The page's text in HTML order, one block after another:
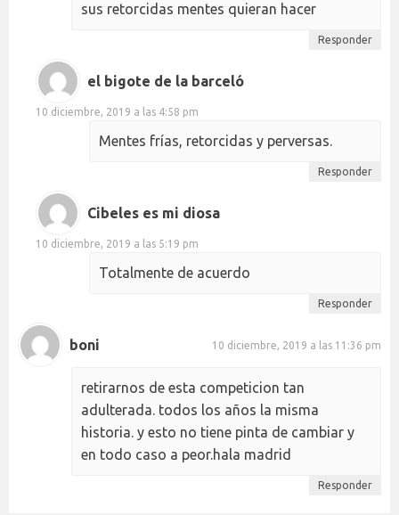
sus retorcidas mentes quieran hacer
Responder
el bigote de la barceló
10 diciembre, 2019 a las 4:58 pm
Mentes frías, retorcidas y perversas.
Responder
Cibeles es mi diosa
10 diciembre, 2019 a las 5:19 pm
Totalmente de acuerdo
Responder
boni 10 diciembre, 2019 a las 11:36 pm
retirarnos de esta competicion tan
adulterada. todos los años la misma
historia. y esto no tiene pinta de cambiar y
en todo caso a peor.hala madrid
Responder